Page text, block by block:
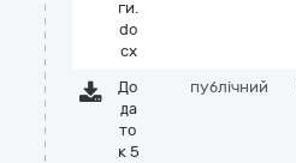
ги.
do
cx
До
да
то
к 5
публічний